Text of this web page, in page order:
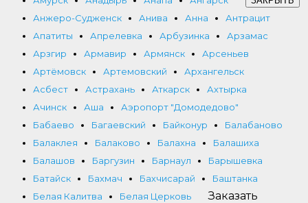
Анжеро-Судженск
Анива Анна
Антрацит
Апатиты
Апрелевка Арбузинка
Арзамас
Арзгир
Армавир Армянск
Арсеньев
Артёмовск
Артемовский
Архангельск
Асбест
Астрахань Аткарск
Ахтырка
Ачинск
Аша
Аэропорт "Домодедово"
Бабаево
Багаевский Байконур
Балабаново
Балаклея
Балаково Балахна
Балашиха
Балашов
Баргузин Барнаул
Барышевка
Батайск
Бахмач Бахчисарай
Баштанка
Белая Калитва
Белая Церковь
Заказать